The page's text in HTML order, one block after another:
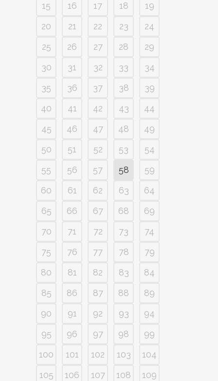
15
16 17 18
19
20
21 22 23
24
25
26 27 28
29
30
31 32 33
34
35
36 37 38
39
40
41 42 43
44
45
46 47 48
49
50
51 52 53
54
55
56 57 58
59
60
61 62 63
64
65
66 67 68
69
70
71 72 73
74
75
76 77 78
79
80
81 82 83
84
85
86 87 88
89
90
91 92 93
94
95
96 97 98
99
100
101 102 103
104
105
106 107 108
109